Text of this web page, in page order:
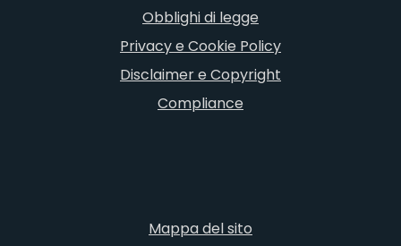
Obblighi di legge
Privacy e Cookie Policy
Disclaimer e Copyright
Compliance
Mappa del sito